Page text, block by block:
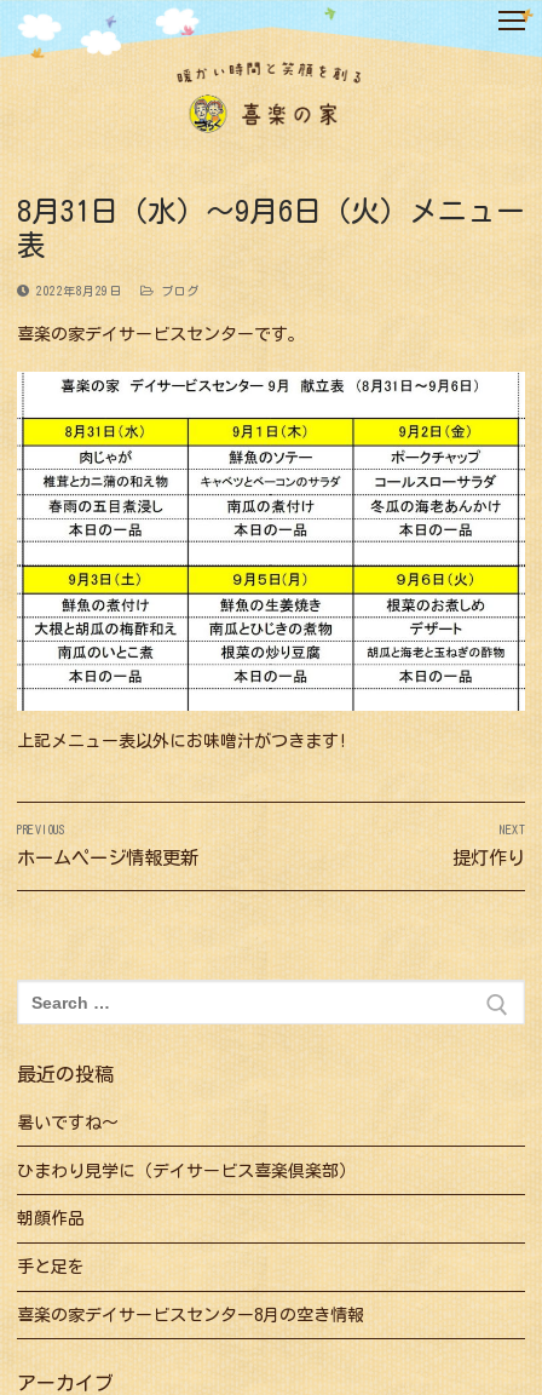
テ
ン
ツ
へ
ス
キ
ッ
プ
8月31日（水）〜9月6日（火）メニュー
表
2022年8月29日 ブログ
喜楽の家デイサービスセンターです。
上記メニュー表以外にお味噌汁がつきます!
投
稿
ナ
ビ
ゲ
ー
シ
ョ
ン
PREVIOUS
Previous
post:
ホームページ情報更新
NEXT
Next
post:
提灯作り
索:
最近の投稿
暑いですね～
ひまわり見学に（デイサービス喜楽倶楽部）
朝顔作品
手と足を
喜楽の家デイサービスセンター8月の空き情報
アーカイブ